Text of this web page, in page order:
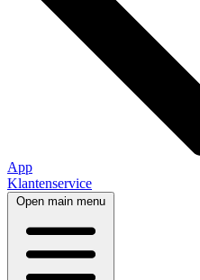
App
Klantenservice
Open main menu